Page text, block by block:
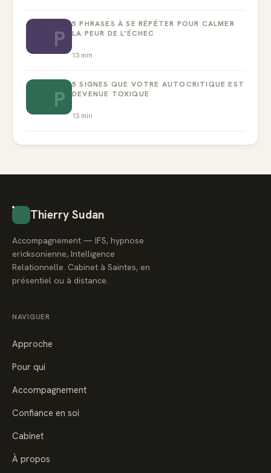
P
5 PHRASES À SE RÉPÉTER POUR CALMER
LA PEUR DE L’ÉCHEC
13 min
P
5 SIGNES QUE VOTRE AUTOCRITIQUE EST
DEVENUE TOXIQUE
13 min
Thierry Sudan
Accompagnement — IFS, hypnose
ericksonienne, Intelligence
Relationnelle. Cabinet à Saintes, en
présentiel ou à distance.
NAVIGUER
Approche
Pour qui
Accompagnement
Confiance en soi
Cabinet
À propos